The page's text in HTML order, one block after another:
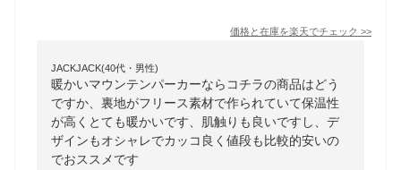
価格と在庫を楽天でチェック >>
JACKJACK(40代・男性)
暖かいマウンテンパーカーならコチラの商品はどう
ですか、裏地がフリース素材で作られていて保温性
が高くとても暖かいです、肌触りも良いですし、デ
ザインもオシャレでカッコ良く値段も比較的安いの
でおススメです